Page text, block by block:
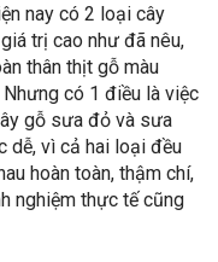
nay có 2 loại cây
trị cao như đã nêu,
thân thịt gỗ màu
có 1 điều là việc
gỗ sưa đỏ và sưa
dễ, vì cả hai loại đều
hoàn toàn, thậm chí,
nghiệm thực tế cũng